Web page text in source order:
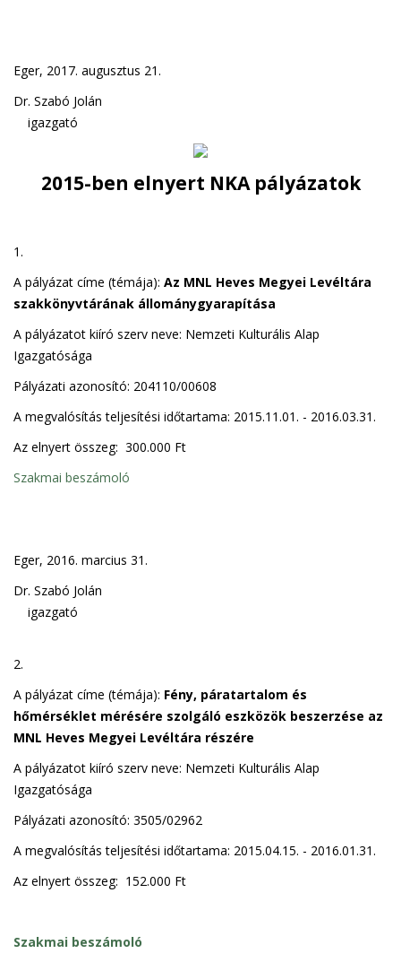
Eger, 2017. augusztus 21.
Dr. Szabó Jolán
igazgató
2015-ben elnyert NKA pályázatok
1.
A pályázat címe (témája): Az MNL Heves Megyei Levéltára
szakkönyvtárának állománygyarapítása
A pályázatot kiíró szerv neve: Nemzeti Kulturális Alap
Igazgatósága
Pályázati azonosító: 204110/00608
A megvalósítás teljesítési időtartama: 2015.11.01. - 2016.03.31.
Az elnyert összeg: 300.000 Ft
Szakmai beszámoló
Eger, 2016. marcius 31.
Dr. Szabó Jolán
igazgató
2.
A pályázat címe (témája): Fény, páratartalom és
hőmérséklet mérésére szolgáló eszközök beszerzése az
MNL Heves Megyei Levéltára részére
A pályázatot kiíró szerv neve: Nemzeti Kulturális Alap
Igazgatósága
Pályázati azonosító: 3505/02962
A megvalósítás teljesítési időtartama: 2015.04.15. - 2016.01.31.
Az elnyert összeg: 152.000 Ft
Szakmai beszámoló